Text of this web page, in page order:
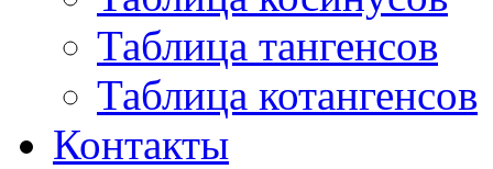
Таблица тангенсов
Таблица котангенсов
Контакты